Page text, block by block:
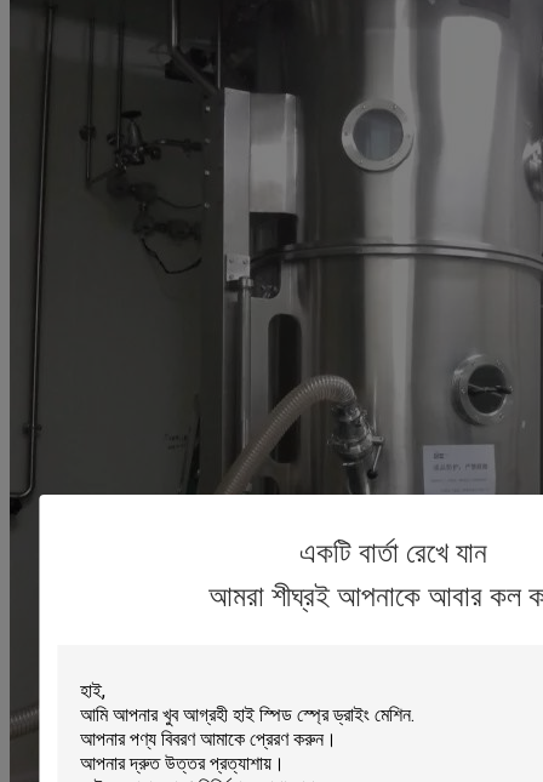
একটি বার্তা রেখে যান
আমরা শীঘ্রই আপনাকে আবার কল